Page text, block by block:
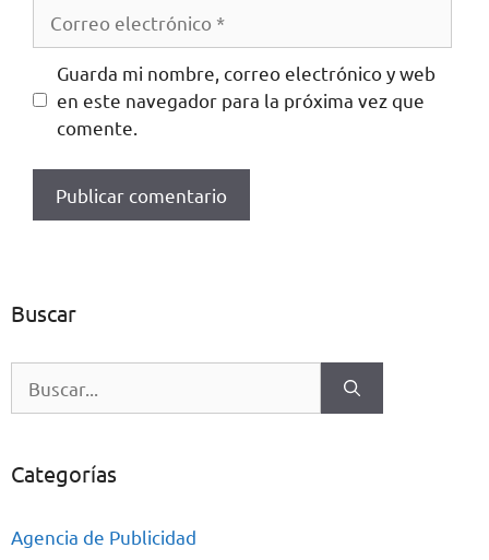
Guarda mi nombre, correo electrónico y web
en este navegador para la próxima vez que
comente.
Buscar
Categorías
Agencia de Publicidad